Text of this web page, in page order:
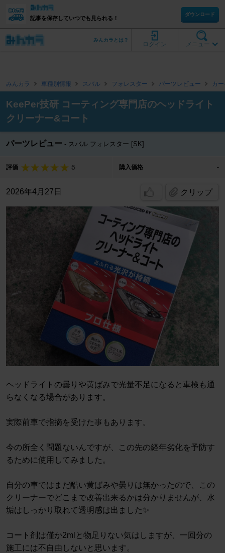
記事を保存していつでも見られる！
ダウンロード
メニュー
ログイン
みんカラとは？
みんカラ 車種別情報 スバル フォレスター パーツレビュー カ
KeePer技研 コーティング専門店のヘッドライト
クリーナー&コート
パーツレビュー スバル フォレスター [SK]
評価 5 購入価格 -
2026年4月27日 クリップ
ヘッドライトの曇りや黄ばみで光量不足になると車検も通
らなくなる場合があります。
実際前車で指摘を受けた事もあります。
今の所全く問題ないんですが、この先の経年劣化を予防す
るために使用してみました。
自分の車ではまだ酷い黄ばみや曇りは無かったので、この
クリーナーでどこまで改善出来るかは分かりませんが、水
垢はしっかり取れて透明感は出ました✨
コート剤は僅か2mlと物足りない気はしますが、一回分の
施工には不自由しないと思います。